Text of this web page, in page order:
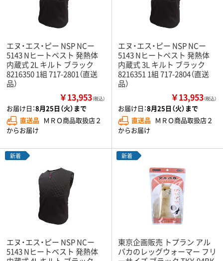
エヌ・エス・ピー NSP NCー
5143 Nヒートベスト 発熱体
内蔵式 2L キルト ブラック
8216350 1組 717-2801（直送
品）
￥13,953（税込）
お届け日：8月25日（火）まで
直送品 ＭＲＯ商品取扱店２
からお届け
エヌ・エス・ピー NSP NCー
5143 Nヒートベスト 発熱体
内蔵式 3L キルト ブラック
8216351 1組 717-2804（直送
品）
￥13,953（税込）
お届け日：8月25日（火）まで
直送品 ＭＲＯ商品取扱店２
からお届け
新着
エヌ・エス・ピー NSP NCー
5143 Nヒートベスト 発熱体
新着
東京企画販売 トプラン アル
パカのレッグウォーマー フリ